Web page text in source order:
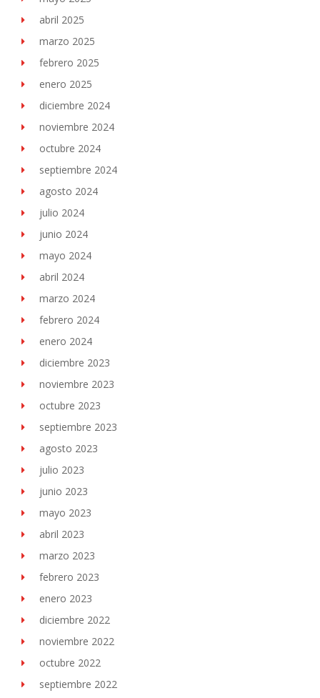
abril 2025
marzo 2025
febrero 2025
enero 2025
diciembre 2024
noviembre 2024
octubre 2024
septiembre 2024
agosto 2024
julio 2024
junio 2024
mayo 2024
abril 2024
marzo 2024
febrero 2024
enero 2024
diciembre 2023
noviembre 2023
octubre 2023
septiembre 2023
agosto 2023
julio 2023
junio 2023
mayo 2023
abril 2023
marzo 2023
febrero 2023
enero 2023
diciembre 2022
noviembre 2022
octubre 2022
septiembre 2022